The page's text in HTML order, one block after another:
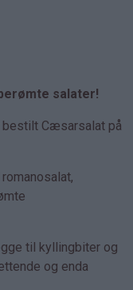
salater!
bestilt Cæsarsalat på
til kyllingbiter og
og enda